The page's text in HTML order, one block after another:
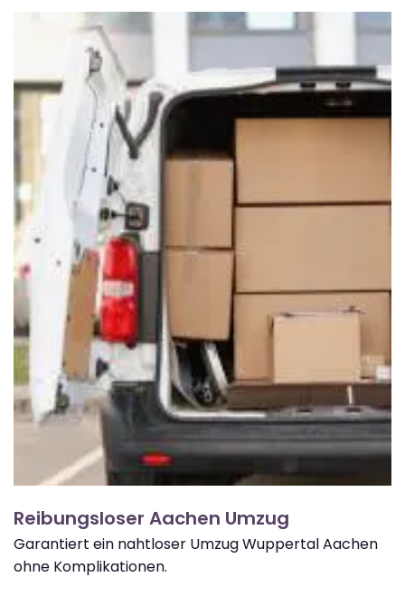
Reibungsloser Aachen Umzug
Garantiert ein nahtloser Umzug Wuppertal Aachen
ohne Komplikationen.